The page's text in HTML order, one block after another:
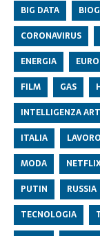
BIG DATA
CORONAVIRUS
ENERGIA
FILM
GAS
INTELLIGENZA
ITALIA
LAVORO
MODA
PUTIN
RUSSIA
TECNOLOGIA